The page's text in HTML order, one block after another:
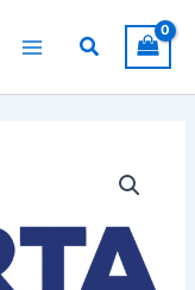
Suchen